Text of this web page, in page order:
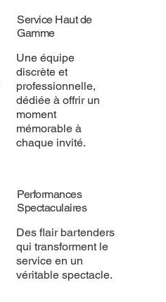
Service Haut de
Gamme
Une équipe
discrète et
professionnelle,
dédiée à offrir un
moment
mémorable à
chaque invité.
Performances
Spectaculaires
Des flair bartenders
qui transforment le
service en un
véritable spectacle.